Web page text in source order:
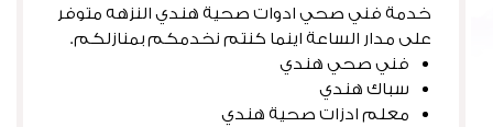
خدمة فني صحي ادوات صحية هندي النزهه متوفر
على مدار الساعة اينما كنتم نخدمكم بمنازلكم.
فني صحي هندي
سباك هندي
معلم ادزات صحية هندي